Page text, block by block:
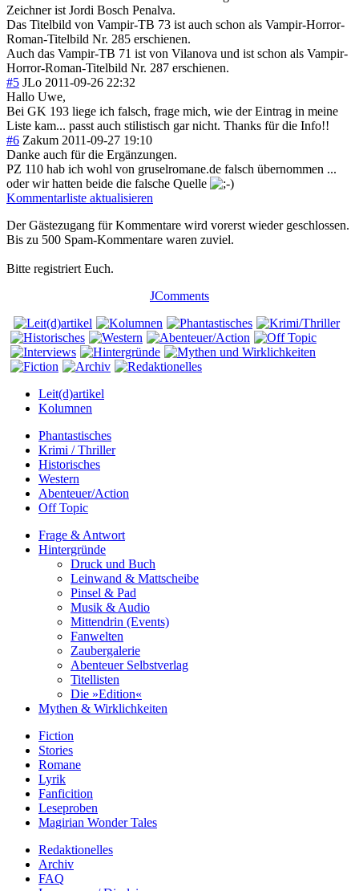
Zeichner ist Jordi Bosch Penalva.
Das Titelbild von Vampir-TB 73 ist auch schon als Vampir-Horror-
Roman-Titelbild Nr. 285 erschienen.
Auch das Vampir-TB 71 ist von Vilanova und ist schon als Vampir-
Horror-Roman-Titelbild Nr. 287 erschienen.
#5 JLo 2011-09-26 22:32
Hallo Uwe,
Bei GK 193 liege ich falsch, frage mich, wie der Eintrag in meine
Liste kam... passt auch stilistisch gar nicht. Thanks für die Info!!
#6 Zakum 2011-09-27 19:10
Danke auch für die Ergänzungen.
PZ 110 hab ich wohl von gruselromane.de falsch übernommen ...
oder wir hatten beide die falsche Quelle
Kommentarliste aktualisieren
Der Gästezugang für Kommentare wird vorerst wieder geschlossen.
Bis zu 500 Spam-Kommentare waren zuviel.
Bitte registriert Euch.
JComments
Leit(d)artikel
Kolumnen
Phantastisches
Krimi / Thriller
Historisches
Western
Abenteuer/Action
Off Topic
Frage & Antwort
Hintergründe
Druck und Buch
Leinwand & Mattscheibe
Pinsel & Pad
Musik & Audio
Mittendrin (Events)
Fanwelten
Zaubergalerie
Abenteuer Selbstverlag
Titellisten
Die »Edition«
Mythen & Wirklichkeiten
Fiction
Stories
Romane
Lyrik
Fanficition
Leseproben
Magirian Wonder Tales
Redaktionelles
Archiv
FAQ